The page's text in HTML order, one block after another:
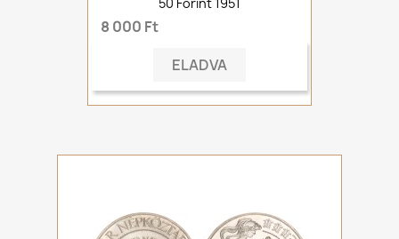
50 Forint 1951
8 000 Ft
ELADVA